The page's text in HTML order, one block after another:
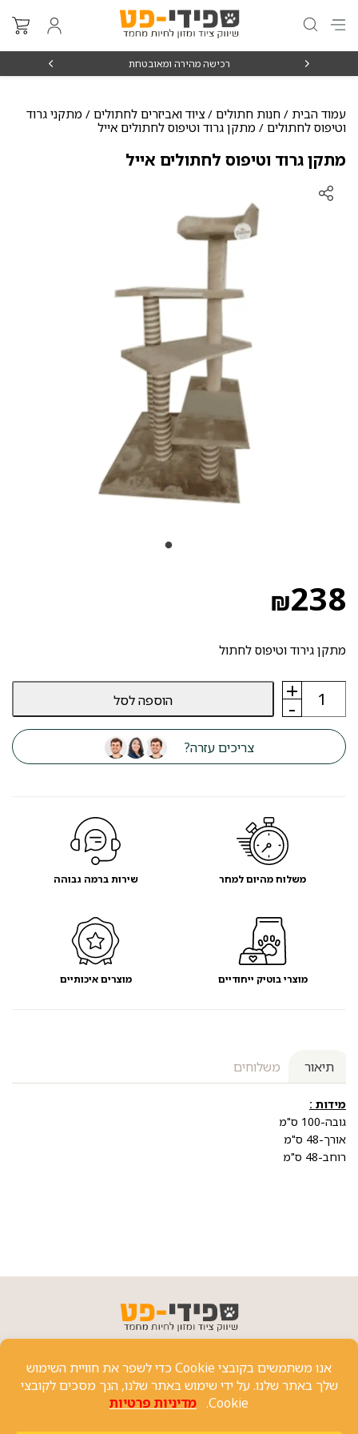
רכישה מהירה ומאובטחת
עמוד הבית / חנות חתולים / ציוד ואביזרים לחתולים / מתקני גרוד
וטיפוס לחתולים / מתקן גרוד וטיפוס לחתולים אייל
מתקן גרוד וטיפוס לחתולים אייל
₪238
מתקן גירוד וטיפוס לחתול
-
כמות
מתקן
גרוד
וטיפוס
לחתולים
אייל
+ הוספה לסל
צריכים עזרה?
תיאור משלוחים
מידות :
גובה-100 ס"מ
אורך-48 ס"מ
רוחב-48 ס"מ
משלוח מהיום למחר שירות ברמה גבוהה
מוצרי בוטיק ייחודיים מוצרים איכותיים